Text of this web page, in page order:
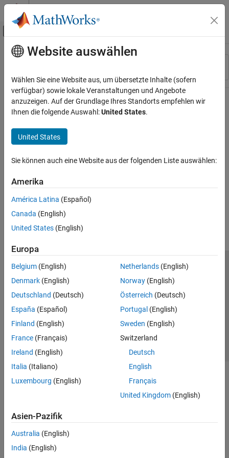
Weiter zum Inhalt
Umschaltung für Off-Canvas-
Ressource
Hauptinhalt
Website auswählen
Wählen Sie eine Website aus, um übersetzte Inhalte (sofern
verfügbar) sowie lokale Veranstaltungen und Angebote
anzuzeigen. Auf der Grundlage Ihres Standorts empfehlen wir
Ihnen die folgende Auswahl:United States.
United States
Sie können auch eine Website aus der folgenden Liste auswählen:
Amerika
América Latina (Español)
Canada (English)
United States (English)
Europa
Belgium (English)
Denmark (English)
Deutschland (Deutsch)
España (Español)
Finland (English)
France (Français)
Ireland (English)
Italia (Italiano)
Luxembourg (English)
Netherlands(English)
Norway(English)
Österreich (Deutsch)
Portugal (English)
Sweden (English)
Switzerland
Deutsch
English
Français
United Kingdom(English)
Asien-Pazifik
Australia (English)
India (English)
Trust Center
Datenschutz-Richtlinien
Datendiebstahl verhindern
Status von Anwendungen
© 1994-2026 The MathWorks, Inc.
Website auswählen
Deutschland